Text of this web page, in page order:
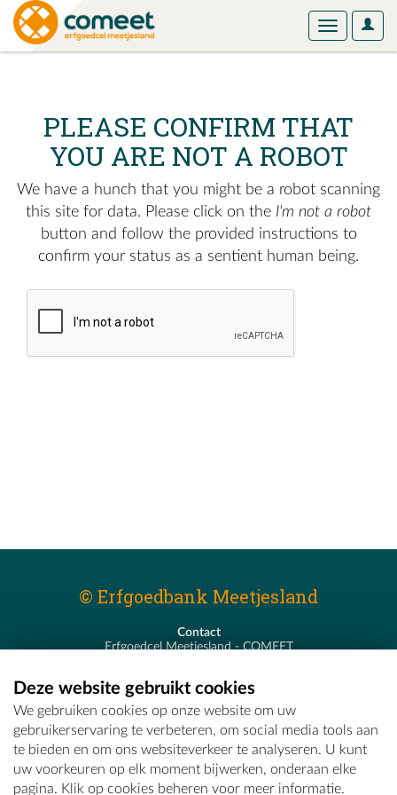
User
Toggle
PLEASE CONFIRM THAT
YOU ARE NOT A ROBOT
We have a hunch that you might be a robot scanning
this site for data. Please click on the I'm not a robot
button and follow the provided instructions to
confirm your status as a sentient human being.
© Erfgoedbank Meetjesland
Contact
Erfgoedcel Meetjesland - COMEET
T - 09 373 75 96
E -erfgoedcel@comeet.be
Deze website gebruikt cookies
We gebruiken cookies op onze website om uw
gebruikerservaring te verbeteren, om social media tools aan
te bieden en om ons websiteverkeer te analyseren. U kunt
uw voorkeuren op elk moment bijwerken, onderaan elke
pagina. Klik op cookies beheren voor meer informatie.